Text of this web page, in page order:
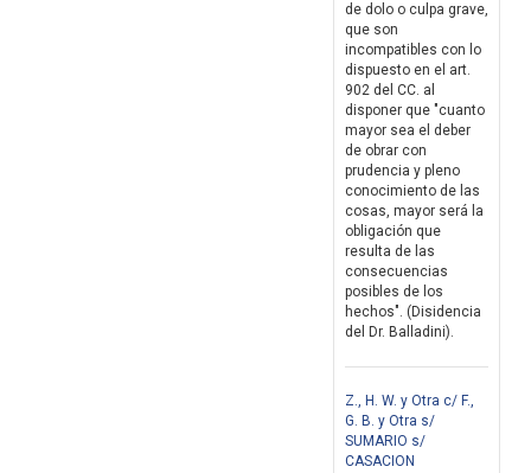
de dolo o culpa grave,
que son
incompatibles con lo
dispuesto en el art.
902 del CC. al
disponer que "cuanto
mayor sea el deber
de obrar con
prudencia y pleno
conocimiento de las
cosas, mayor será la
obligación que
resulta de las
consecuencias
posibles de los
hechos". (Disidencia
del Dr. Balladini).
Z., H. W. y Otra c/ F.,
G. B. y Otra s/
SUMARIO s/
CASACION